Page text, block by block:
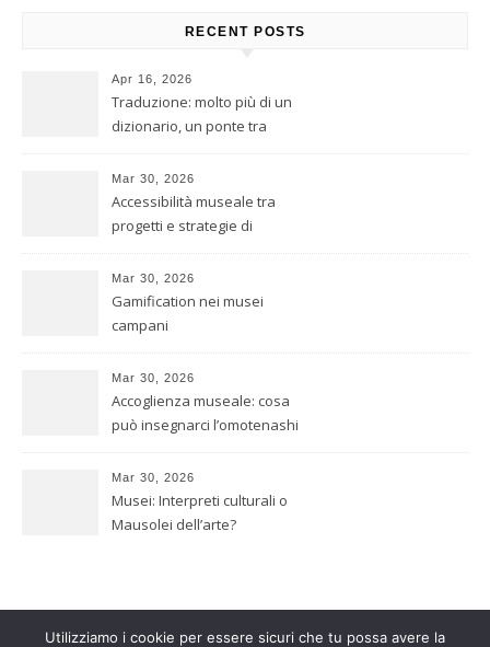
RECENT POSTS
Apr 16, 2026
Traduzione: molto più di un
dizionario, un ponte tra
Mar 30, 2026
Accessibilità museale tra
progetti e strategie di
Mar 30, 2026
Gamification nei musei
campani
Mar 30, 2026
Accoglienza museale: cosa
può insegnarci l’omotenashi
Mar 30, 2026
Musei: Interpreti culturali o
Mausolei dell’arte?
Utilizziamo i cookie per essere sicuri che tu possa avere la